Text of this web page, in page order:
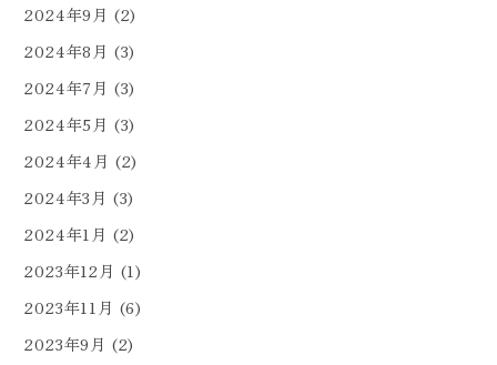
2024年9月 (2)
2024年8月 (3)
2024年7月 (3)
2024年5月 (3)
2024年4月 (2)
2024年3月 (3)
2024年1月 (2)
2023年12月 (1)
2023年11月 (6)
2023年9月 (2)